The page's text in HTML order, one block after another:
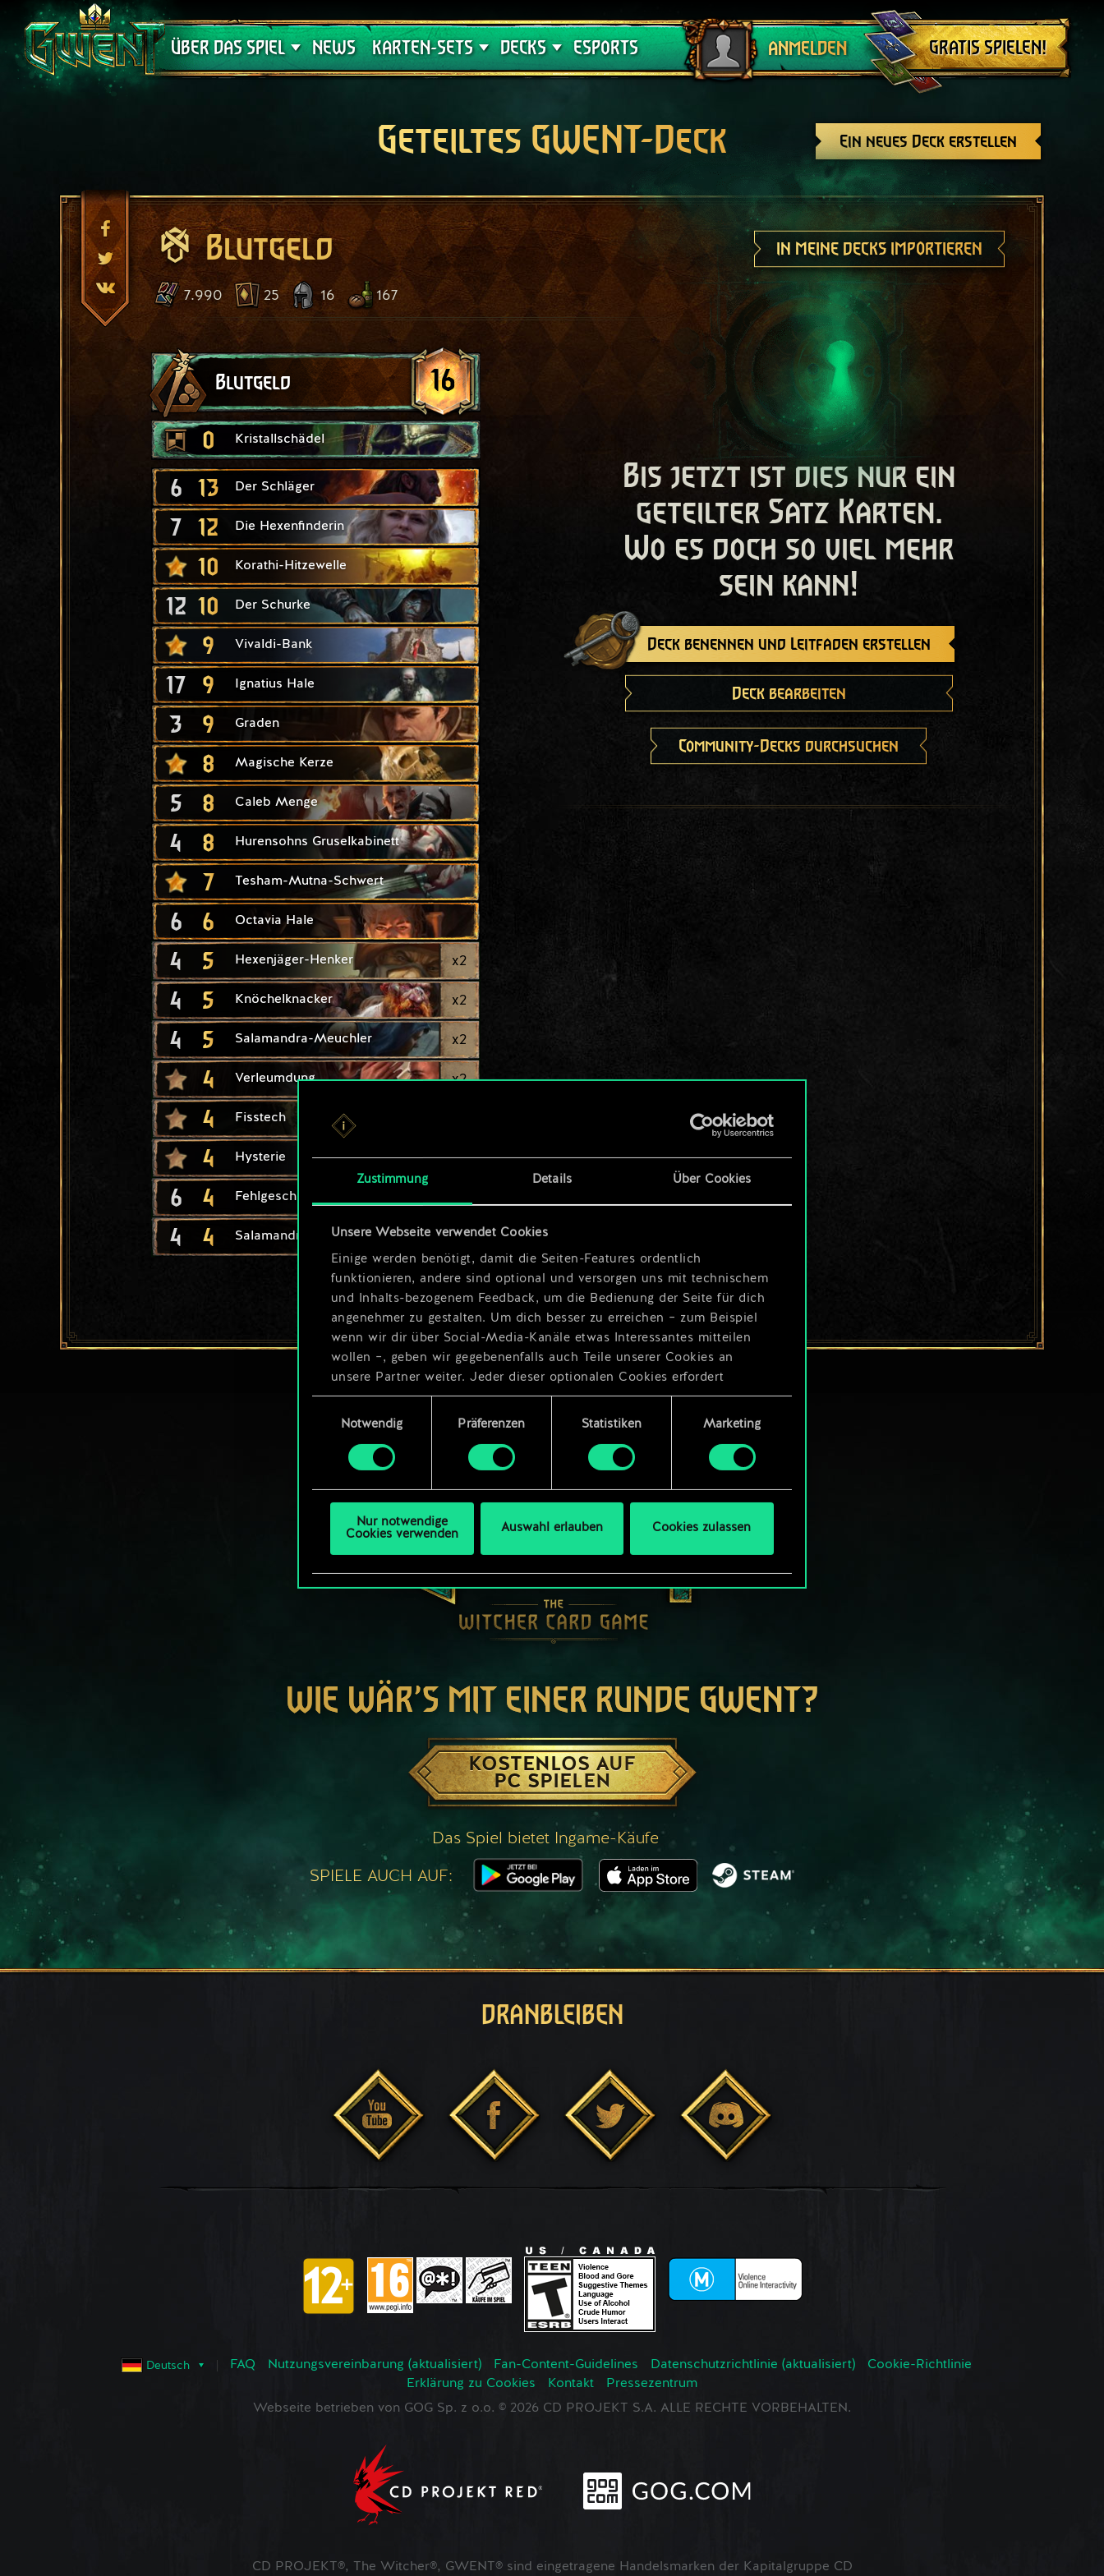
Zustimmung Details Über Cookies
Unsere Webseite verwendet Cookies
Einige werden benötigt, damit die Seiten-Features ordentlich
funktionieren, andere sind optional und versorgen uns mit technischem
und Inhalts-bezogenem Feedback, um die Bedienung der Seite für dich
angenehmer zu gestalten. Um dich besser zu erreichen – zum Beispiel
wenn wir dir über Social-Media-Kanäle etwas Interessantes mitteilen
wollen –, geben wir gegebenenfalls auch Teile unserer Cookies an
unsere Partner weiter. Jeder dieser optionalen Cookies erfordert
allerdings deine Zustimmung.
„Einstellungen“, wo du, falls gewünscht, auch alle Einstellungen rund
Notwendig
Präferenzen Statistiken Marketing
Nur notwendige
Cookies verwenden
Auswahl erlauben Cookies zulassen
ÜBER DAS SPIEL
Support
NEWS KARTEN-SETS
Crimson Curse
DECKS
Deck-Leitfäden
ESPORTS ANMELDEN
Abmelden
GRATIS SPIELEN!
Ein neues Deck erstellen
Geteiltes GWENT-Deck
Blutgeld IN MEINE DECKS IMPORTIEREN
7.990 25 16 167
Blutgeld 16
0 Kristallschädel
6 13 Der Schläger
7 12 Die Hexenfinderin
10 Korathi-Hitzewelle
12 10 Der Schurke
9 Vivaldi-Bank
17 9 Ignatius Hale
3 9 Graden
8 Magische Kerze
5 8 Caleb Menge
4 8 Hurensohns Gruselkabinett
7 Tesham-Mutna-Schwert
6 6 Octavia Hale
4 5 Hexenjäger-Henker x2
4 5 Knöchelknacker x2
4 5 Salamandra-Meuchler x2
4 Verleumdung x2
4 Fisstech
4 Hysterie
6 4 Fehlgeschlagenes Experiment
4 4 Salamandralakaiin
Bis jetzt ist dies nur ein
geteilter Satz Karten.
Wo es doch so viel mehr
sein kann!
Deck benennen und Leitfaden erstellen
Deck bearbeiten
Community-Decks durchsuchen
WIE WÄR’S MIT EINER RUNDE GWENT?
KOSTENLOS AUF
PC SPIELEN
Das Spiel bietet Ingame-Käufe
SPIELE AUCH AUF:
DRANBLEIBEN
Deutsch FAQ Nutzungsvereinbarung (aktualisiert) Fan-Content-Guidelines Datenschutzrichtlinie (aktualisiert)
Cookie-Richtlinie
Erklärung zu Cookies
Kontakt
Pressezentrum
Webseite betrieben von GOG Sp. z o.o. © 2026 CD PROJEKT S.A. ALLE RECHTE VORBEHALTEN.
CD PROJEKT®, The Witcher®, GWENT® sind eingetragene Handelsmarken der Kapitalgruppe CD